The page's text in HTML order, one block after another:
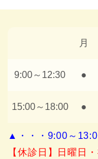
月
9:00～12:30 ●
15:00～18:00 ●
▲・・・9:00～
【休診日】日曜日・